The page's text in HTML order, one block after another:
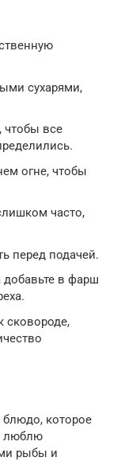
сухарями,
чтобы все
огне, чтобы
часто,
перед подачей.
в фарш
сковороде,
которое
люблю
рыбы и